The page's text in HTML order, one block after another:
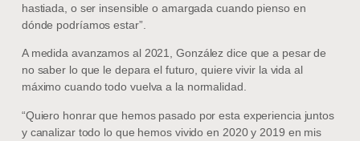
hastiada, o ser insensible o amargada cuando pienso en
dónde podríamos estar”.
A medida avanzamos al 2021, González dice que a pesar de
no saber lo que le depara el futuro, quiere vivir la vida al
máximo cuando todo vuelva a la normalidad.
“Quiero honrar que hemos pasado por esta experiencia juntos
y canalizar todo lo que hemos vivido en 2020 y 2019 en mis